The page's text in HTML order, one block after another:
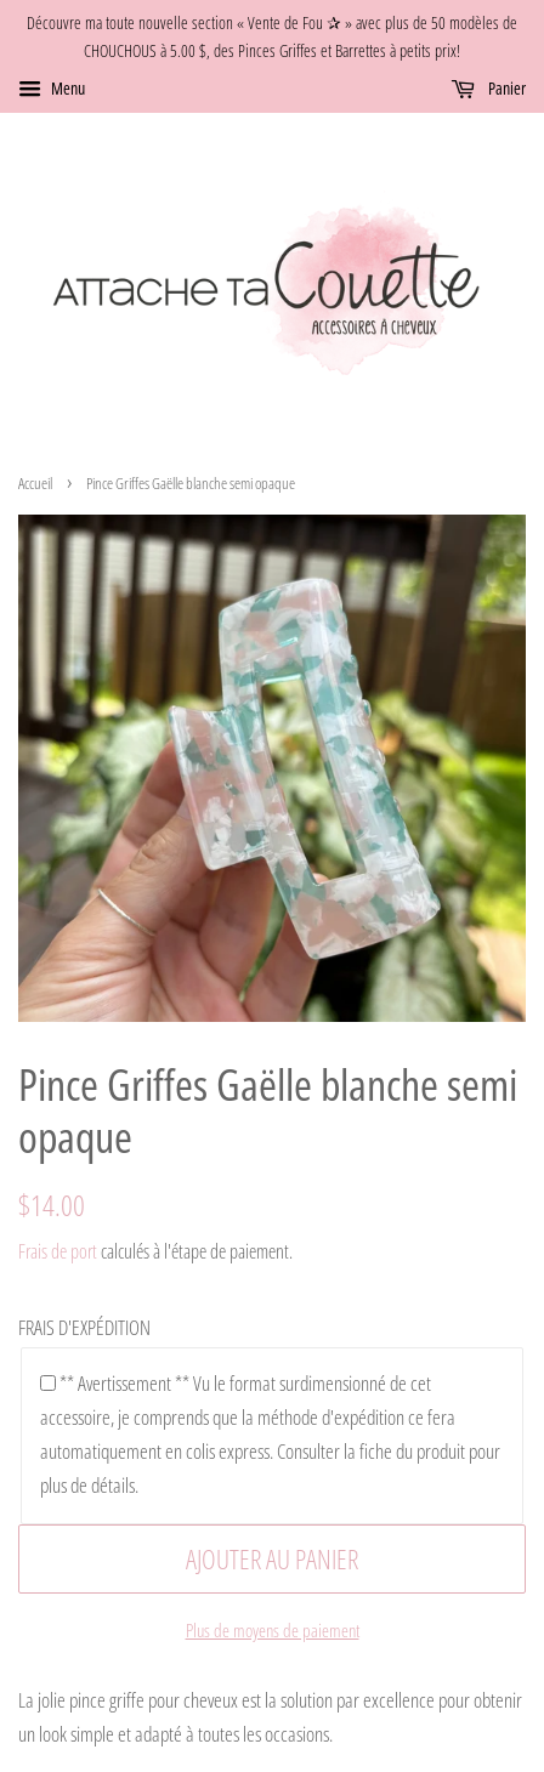
Découvre ma toute nouvelle section « Vente de Fou ✰ » avec plus de 50 modèles de
CHOUCHOUS à 5.00 $, des Pinces Griffes et Barrettes à petits prix!
Menu
Panier
Accueil › Pince Griffes Gaëlle blanche semi opaque
Pince Griffes Gaëlle blanche semi
opaque
Prix
$14.00
Frais de portcalculés à l'étape de paiement.
FRAIS D'EXPÉDITION
FRAIS
D'EXPÉDITION
accessoire, je comprends que la méthode d'expédition ce fera
automatiquement en colis express. Consulter la fiche du produit pour
plus de détails.
AJOUTER AU PANIER
Plus de moyens de paiement
La jolie pince griffe pour cheveux est la solution par excellence pour obtenir
un look simple et adapté à toutes les occasions.